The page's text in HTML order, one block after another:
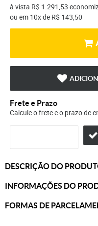
à vista R$ 1.291,53
ou em 10xde R$ 143,50
Frete e Prazo
Calcule o frete e o prazo de
DESCRIÇÃO DO
INFORMAÇÕES DO
FORMAS DE